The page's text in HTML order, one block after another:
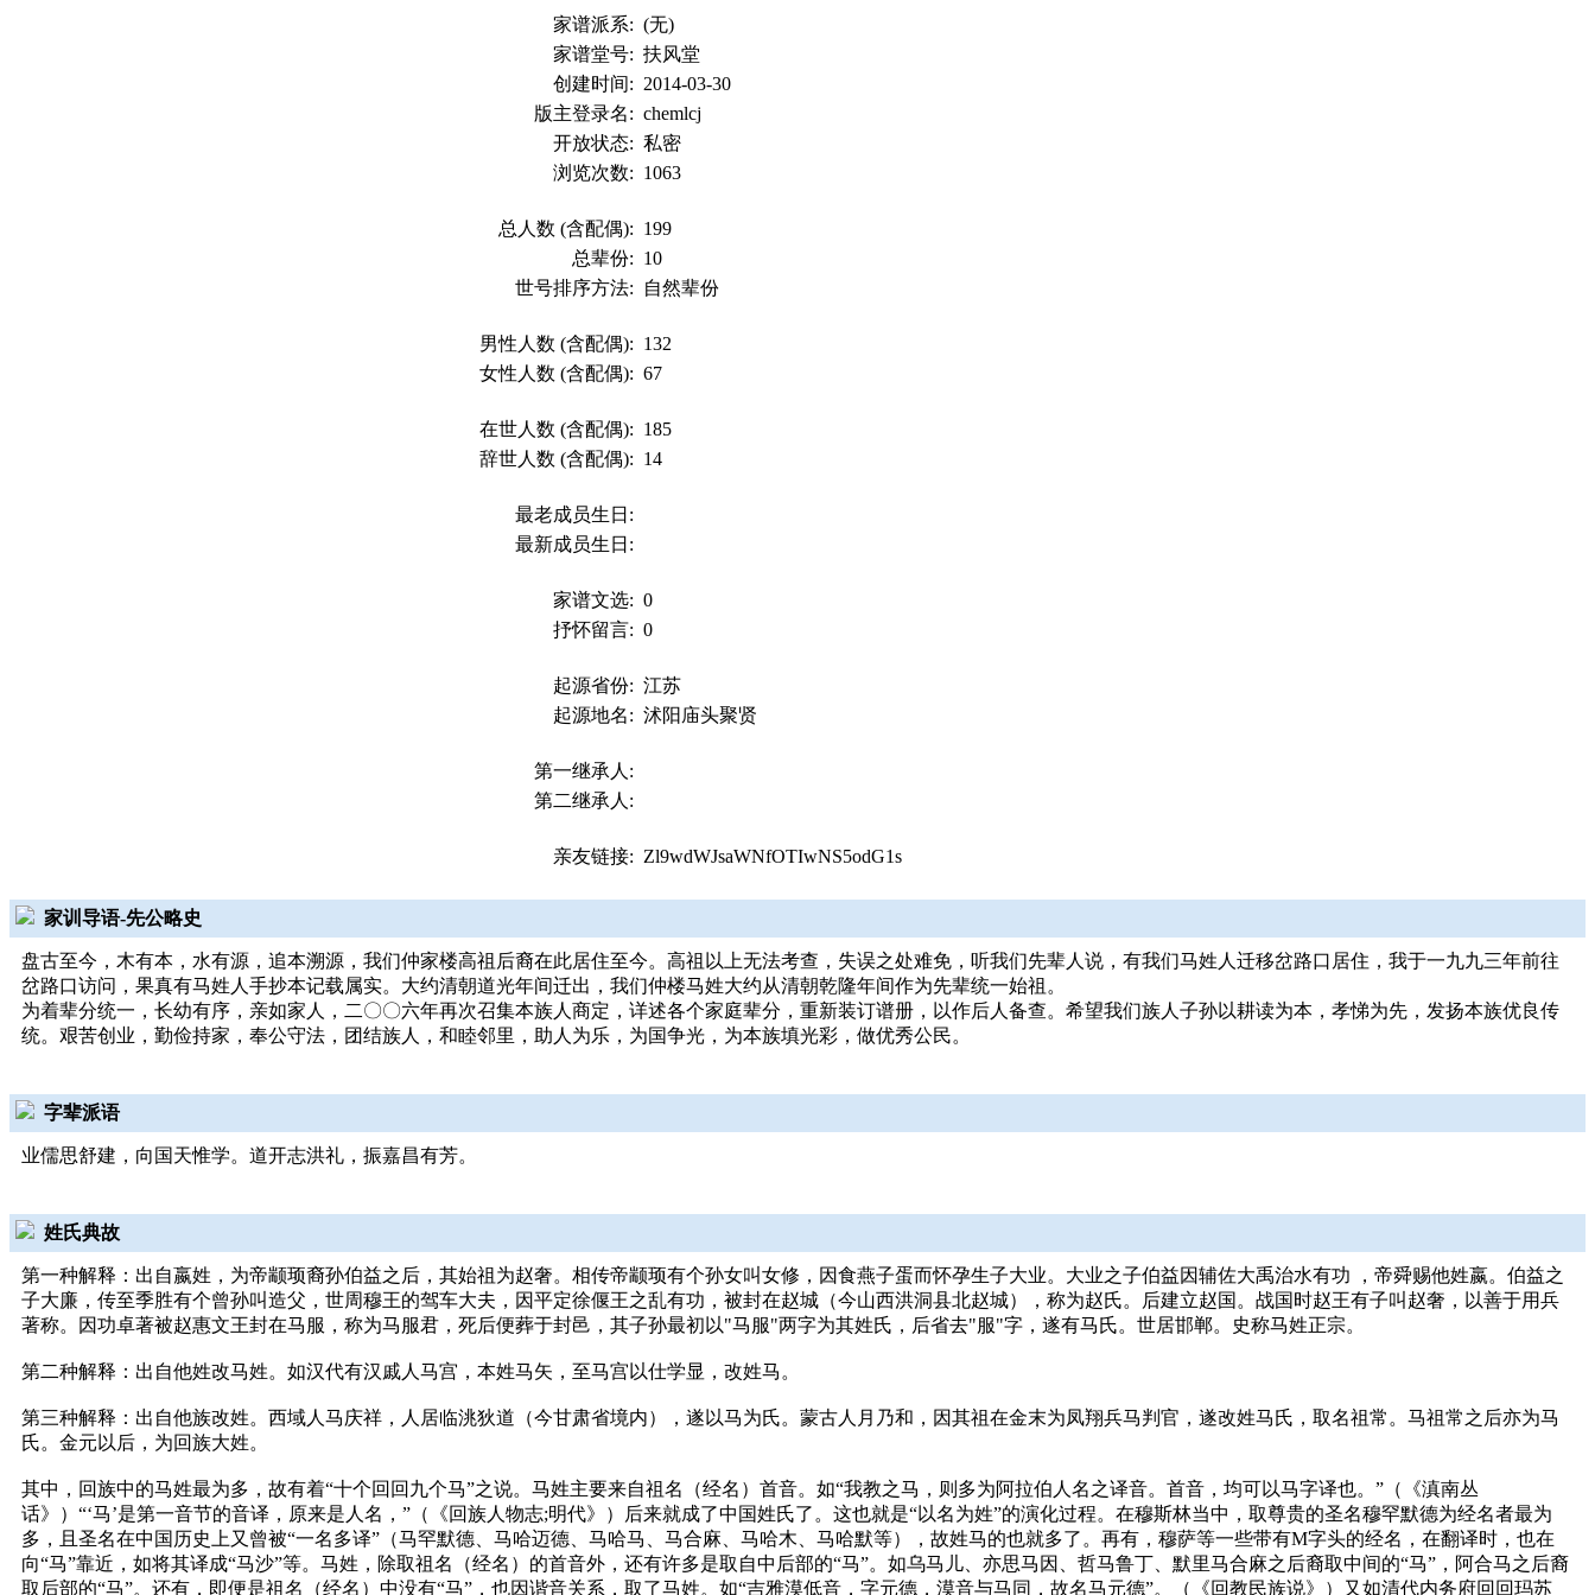
家谱派系: (无)
家谱堂号: 扶风堂
创建时间: 2014-03-30
版主登录名: chemlcj
开放状态: 私密
浏览次数: 1063
总人数 (含配偶): 199
总辈份: 10
世号排序方法:
自然辈份
男性人数 (含配偶): 132
女性人数 (含配偶): 67
在世人数 (含配偶): 185
辞世人数 (含配偶): 14
最老成员生日:
最新成员生日:
家谱文选: 0
抒怀留言: 0
起源省份: 江苏
起源地名: 沭阳庙头聚贤
第一继承人:
第二继承人:
亲友链接: Zl9wdWJsaWNfOTIwNS5odG1s
家训导语-先公略史
盘古至今，木有本，水有源，追本溯源，我们仲家楼高祖后裔在此居住至今。高祖以上无法考查，失误之处难免，听我们先辈人说，有我们马姓人迁移岔路口居住，我于一九九三年前往
岔路口访问，果真有马姓人手抄本记载属实。大约清朝道光年间迁出，我们仲楼马姓大约从清朝乾隆年间作为先辈统一始祖。
为着辈分统一，长幼有序，亲如家人，二〇〇六年再次召集本族人商定，详述各个家庭辈分，重新装订谱册，以作后人备查。希望我们族人子孙以耕读为本，孝悌为先，发扬本族优良传
统。艰苦创业，勤俭持家，奉公守法，团结族人，和睦邻里，助人为乐，为国争光，为本族填光彩，做优秀公民。
字辈派语
业儒思舒建，向国天惟学。道开志洪礼，振嘉昌有芳。
姓氏典故
第一种解释：出自嬴姓，为帝颛顼裔孙伯益之后，其始祖为赵奢。相传帝颛顼有个孙女叫女修，因食燕子蛋而怀孕生子大业。大业之子伯益因辅佐大禹治水有功 ，帝舜赐他姓嬴。伯益之
子大廉，传至季胜有个曾孙叫造父，世周穆王的驾车大夫，因平定徐偃王之乱有功，被封在赵城（今山西洪洞县北赵城），称为赵氏。后建立赵国。战国时赵王有子叫赵奢，以善于用兵
著称。因功卓著被赵惠文王封在马服，称为马服君，死后便葬于封邑，其子孙最初以"马服"两字为其姓氏，后省去"服"字，遂有马氏。世居邯郸。史称马姓正宗。
第二种解释：出自他姓改马姓。如汉代有汉戚人马宫，本姓马矢，至马宫以仕学显，改姓马。
第三种解释：出自他族改姓。西域人马庆祥，人居临洮狄道（今甘肃省境内），遂以马为氏。蒙古人月乃和，因其祖在金末为凤翔兵马判官，遂改姓马氏，取名祖常。马祖常之后亦为马
氏。金元以后，为回族大姓。
其中，回族中的马姓最为多，故有着“十个回回九个马”之说。马姓主要来自祖名（经名）首音。如“我教之马，则多为阿拉伯人名之译音。首音，均可以马字译也。”（《滇南丛
话》）“‘马’是第一音节的音译，原来是人名，”（《回族人物志;明代》）后来就成了中国姓氏了。这也就是“以名为姓”的演化过程。在穆斯林当中，取尊贵的圣名穆罕默德为经名者最为
多，且圣名在中国历史上又曾被“一名多译”（马罕默德、马哈迈德、马哈马、马合麻、马哈木、马哈默等），故姓马的也就多了。再有，穆萨等一些带有M字头的经名，在翻译时，也在
向“马”靠近，如将其译成“马沙”等。马姓，除取祖名（经名）的首音外，还有许多是取自中后部的“马”。如乌马儿、亦思马因、哲马鲁丁、默里马合麻之后裔取中间的“马”，阿合马之后裔
取后部的“马”。还有，即便是祖名（经名）中没有“马”，也因谐音关系，取了马姓。如“吉雅漠低音，字元德，漠音与马同，故名马元德”。（《回教民族说》）又如清代内务府回回玛苏